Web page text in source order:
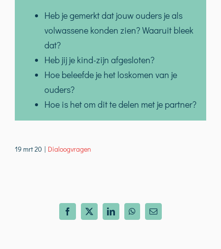
Heb je gemerkt dat jouw ouders je als
volwassene konden zien? Waaruit bleek
dat?
Heb jij je kind-zijn afgesloten?
Hoe beleefde je het loskomen van je
ouders?
Hoe is het om dit te delen met je partner?
19 mrt 20 | Dialoogvragen
Facebook
X LinkedInWhatsApp
E-
mail